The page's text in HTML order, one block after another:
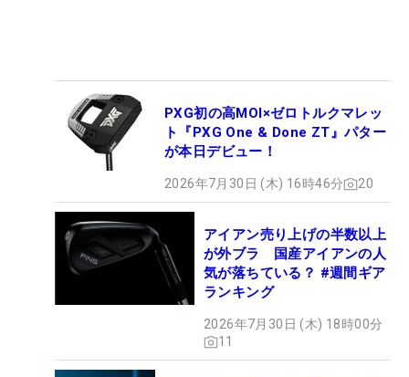
PXG初の高MOI×ゼロトルクマレッ
ト『PXG One & Done ZT』パター
が本日デビュー！
2026年7月30日 (木) 16時46分 20
アイアン売り上げの半数以上
が外ブラ 国産アイアンの人
気が落ちている？ #週間ギア
ランキング
2026年7月30日 (木) 18時00分
11